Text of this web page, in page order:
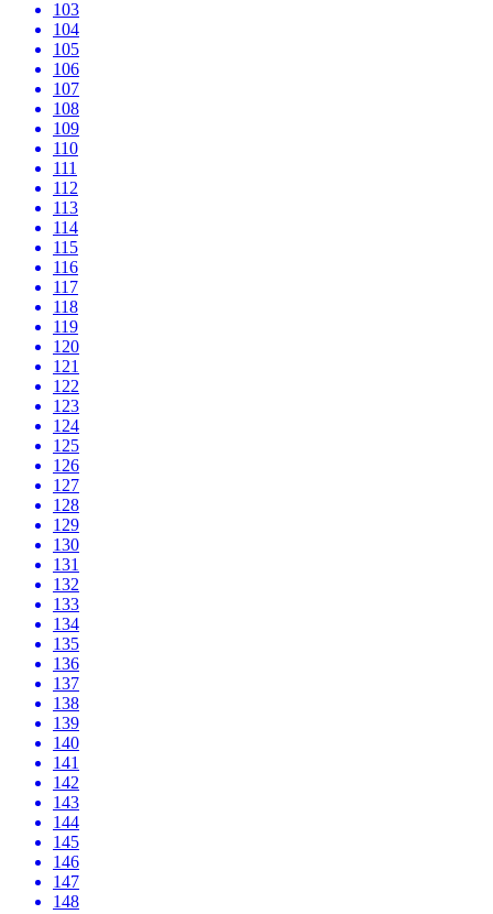
103
104
105
106
107
108
109
110
111
112
113
114
115
116
117
118
119
120
121
122
123
124
125
126
127
128
129
130
131
132
133
134
135
136
137
138
139
140
141
142
143
144
145
146
147
148